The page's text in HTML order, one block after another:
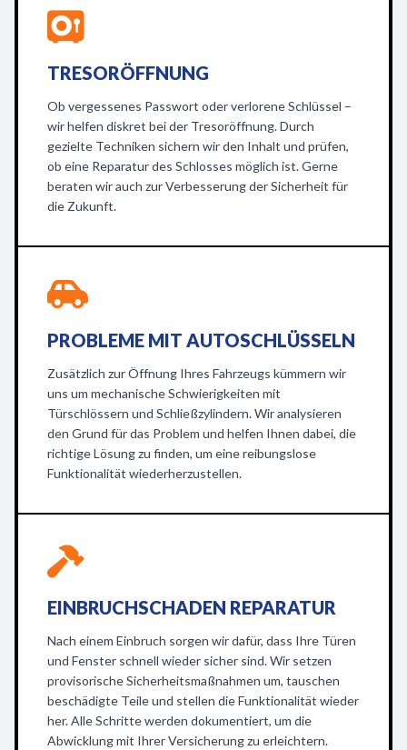
TRESORÖFFNUNG
Ob vergessenes Passwort oder verlorene Schlüssel –
wir helfen diskret bei der Tresoröffnung. Durch
gezielte Techniken sichern wir den Inhalt und prüfen,
ob eine Reparatur des Schlosses möglich ist. Gerne
beraten wir auch zur Verbesserung der Sicherheit für
die Zukunft.
PROBLEME MIT AUTOSCHLÜSSELN
Zusätzlich zur Öffnung Ihres Fahrzeugs kümmern wir
uns um mechanische Schwierigkeiten mit
Türschlössern und Schließzylindern. Wir analysieren
den Grund für das Problem und helfen Ihnen dabei, die
richtige Lösung zu finden, um eine reibungslose
Funktionalität wiederherzustellen.
EINBRUCHSCHADEN REPARATUR
Nach einem Einbruch sorgen wir dafür, dass Ihre Türen
und Fenster schnell wieder sicher sind. Wir setzen
provisorische Sicherheitsmaßnahmen um, tauschen
beschädigte Teile und stellen die Funktionalität wieder
her. Alle Schritte werden dokumentiert, um die
Abwicklung mit Ihrer Versicherung zu erleichtern.